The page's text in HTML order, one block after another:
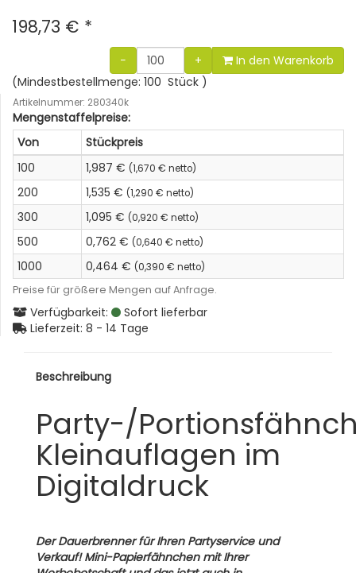
198,73 € *
− +
In den Warenkorb
(Mindestbestellmenge: 100 Stück )
Artikelnummer: 280340k
Mengenstaffelpreise:
Von
Stückpreis
100
1,987 € (1,670 € netto)
200 1,535 € (1,290 € netto)
300 1,095 € (0,920 € netto)
500 0,762 € (0,640 € netto)
1000 0,464 € (0,390 € netto)
Preise für größere Mengen auf Anfrage.
Verfügbarkeit:
Sofort lieferbar
Lieferzeit: 8 - 14 Tage
Beschreibung
Party-/
Kleinauflagen im
Digitaldruck
Der Dauerbrenner für Ihren Partyservice und
Verkauf! Mini-Papierfähnchen mit Ihrer